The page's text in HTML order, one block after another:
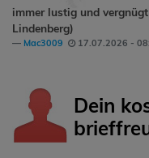
immer lustig und
Lindenberg)
Mac3009 17.07.2026 -
Dein